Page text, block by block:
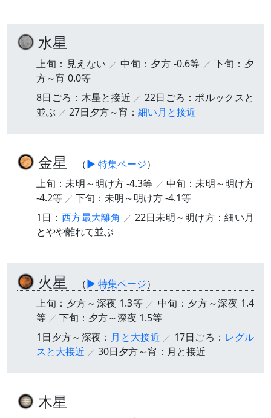
水星
上旬：見えない 中旬：夕方 -0.6等
下旬：夕
方～宵 0.0等
8日ごろ：木星と接近
22日ごろ：ポルックスと
並ぶ
27日夕方～宵： 細い月と接近
金星 （▶ 特集ページ）
上旬：未明～明け方 -4.3等
中旬：未明～明け方
-4.2等
下旬：未明～明け方 -4.1等
1日： 西方最大離角
22日未明～明け方：細い月
とやや離れて並ぶ
火星 （▶ 特集ページ）
上旬：夕方～深夜 1.3等
中旬：夕方～深夜 1.4
等
下旬：夕方～深夜 1.5等
1日夕方～深夜： 月と大接近 17日ごろ： レグル
スと大接近
30日夕方～宵：月と接近
木星